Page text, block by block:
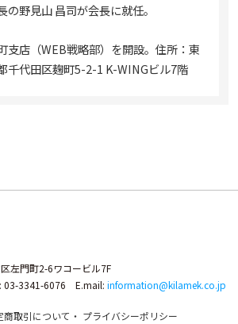
の野見山 昌司が会長に就任。
支店（WEB戦略部）を開設。住所：東
千代田区麹町5-2-1 K-WINGビル7階
左門町2-6ワコービル7F
03-3341-6076 E.mail: information@kilamek.co.jp
商取引について
プライバシーポリシー